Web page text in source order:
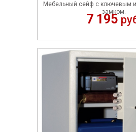
Мебельный сейф c ключевым
замком.
7 195